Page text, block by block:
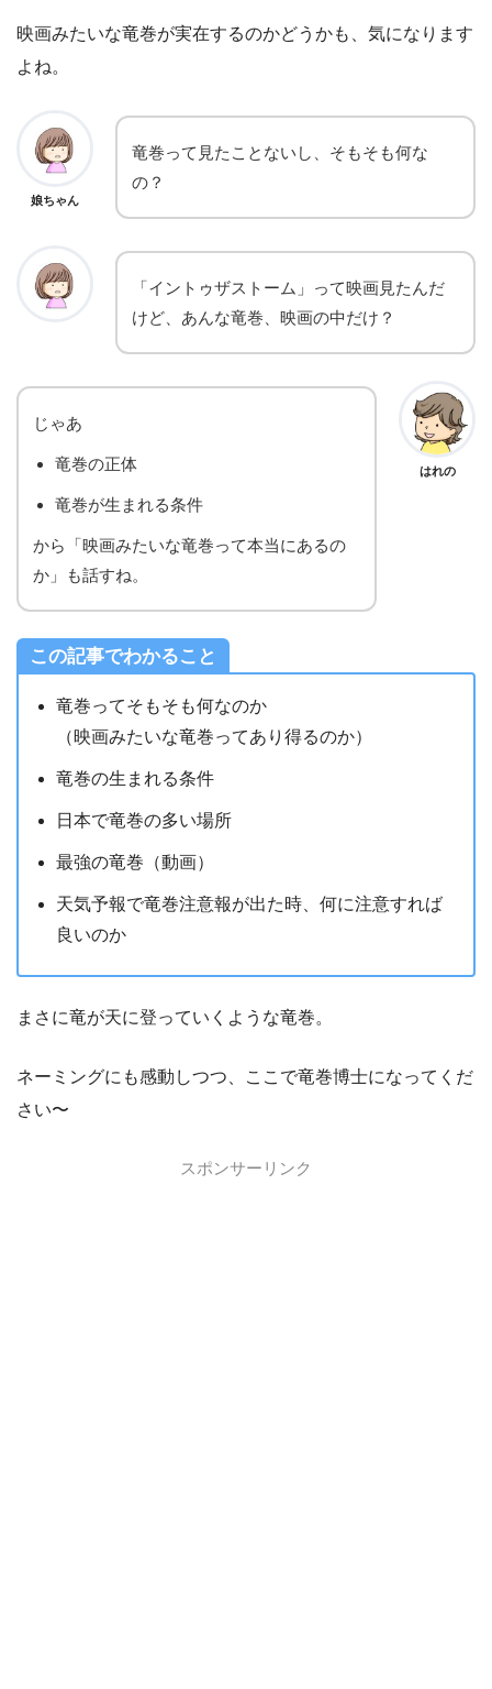
映画みたいな竜巻が実在するのかどうかも、気になります
よね。
娘ちゃん
竜巻って見たことないし、そもそも何な
の？
「イントゥザストーム」って映画見たんだ
けど、あんな竜巻、映画の中だけ？
はれの
じゃあ
竜巻の正体
竜巻が生まれる条件
から「映画みたいな竜巻って本当にあるの
か」も話すね。
この記事でわかること
竜巻ってそもそも何なのか
（映画みたいな竜巻ってあり得るのか）
竜巻の生まれる条件
日本で竜巻の多い場所
最強の竜巻（動画）
天気予報で竜巻注意報が出た時、何に注意すれば
良いのか
まさに竜が天に登っていくような竜巻。
ネーミングにも感動しつつ、ここで竜巻博士になってくだ
さい〜
スポンサーリンク